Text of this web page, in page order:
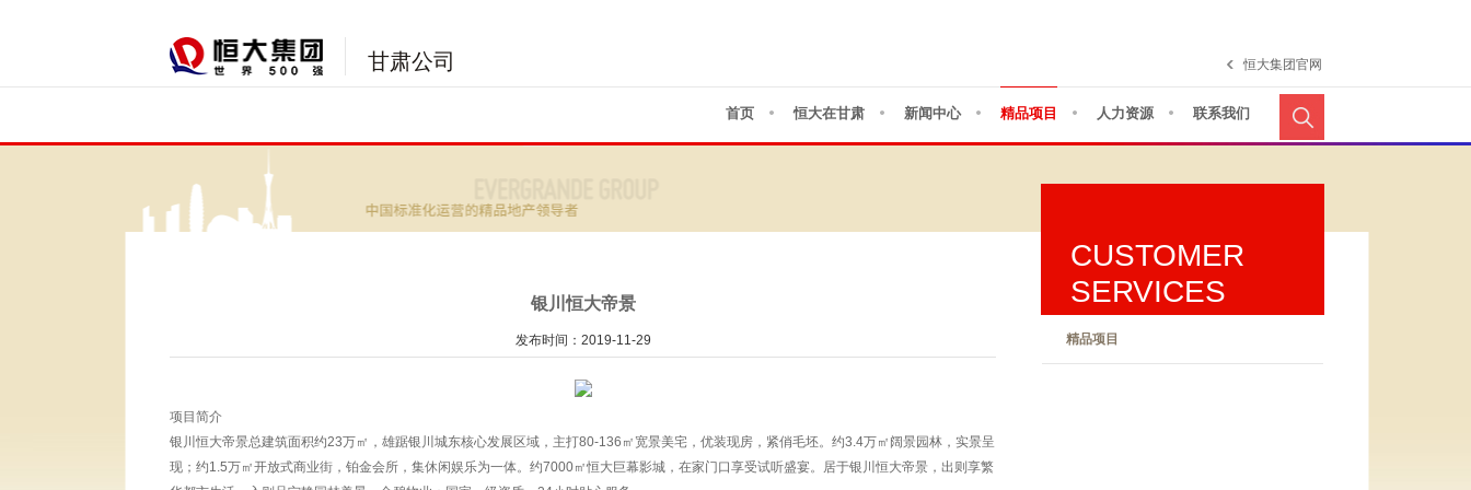
甘肃公司 恒大集团官网
首页 恒大在甘肃 新闻中心 精品项目 人力资源 联系我们
CUSTOMER
SERVICES
精品项目
银川恒大帝景
发布时间：2019-11-29
项目简介
银川恒大帝景总建筑面积约23万㎡，雄踞银川城东核心发展区域，主打80-136㎡宽景美宅，优装现房，紧俏毛坯。约3.4万㎡阔景园林，实景呈
现；约1.5万㎡开放式商业街，铂金会所，集休闲娱乐为一体。约7000㎡恒大巨幕影城，在家门口享受试听盛宴。居于银川恒大帝景，出则享繁